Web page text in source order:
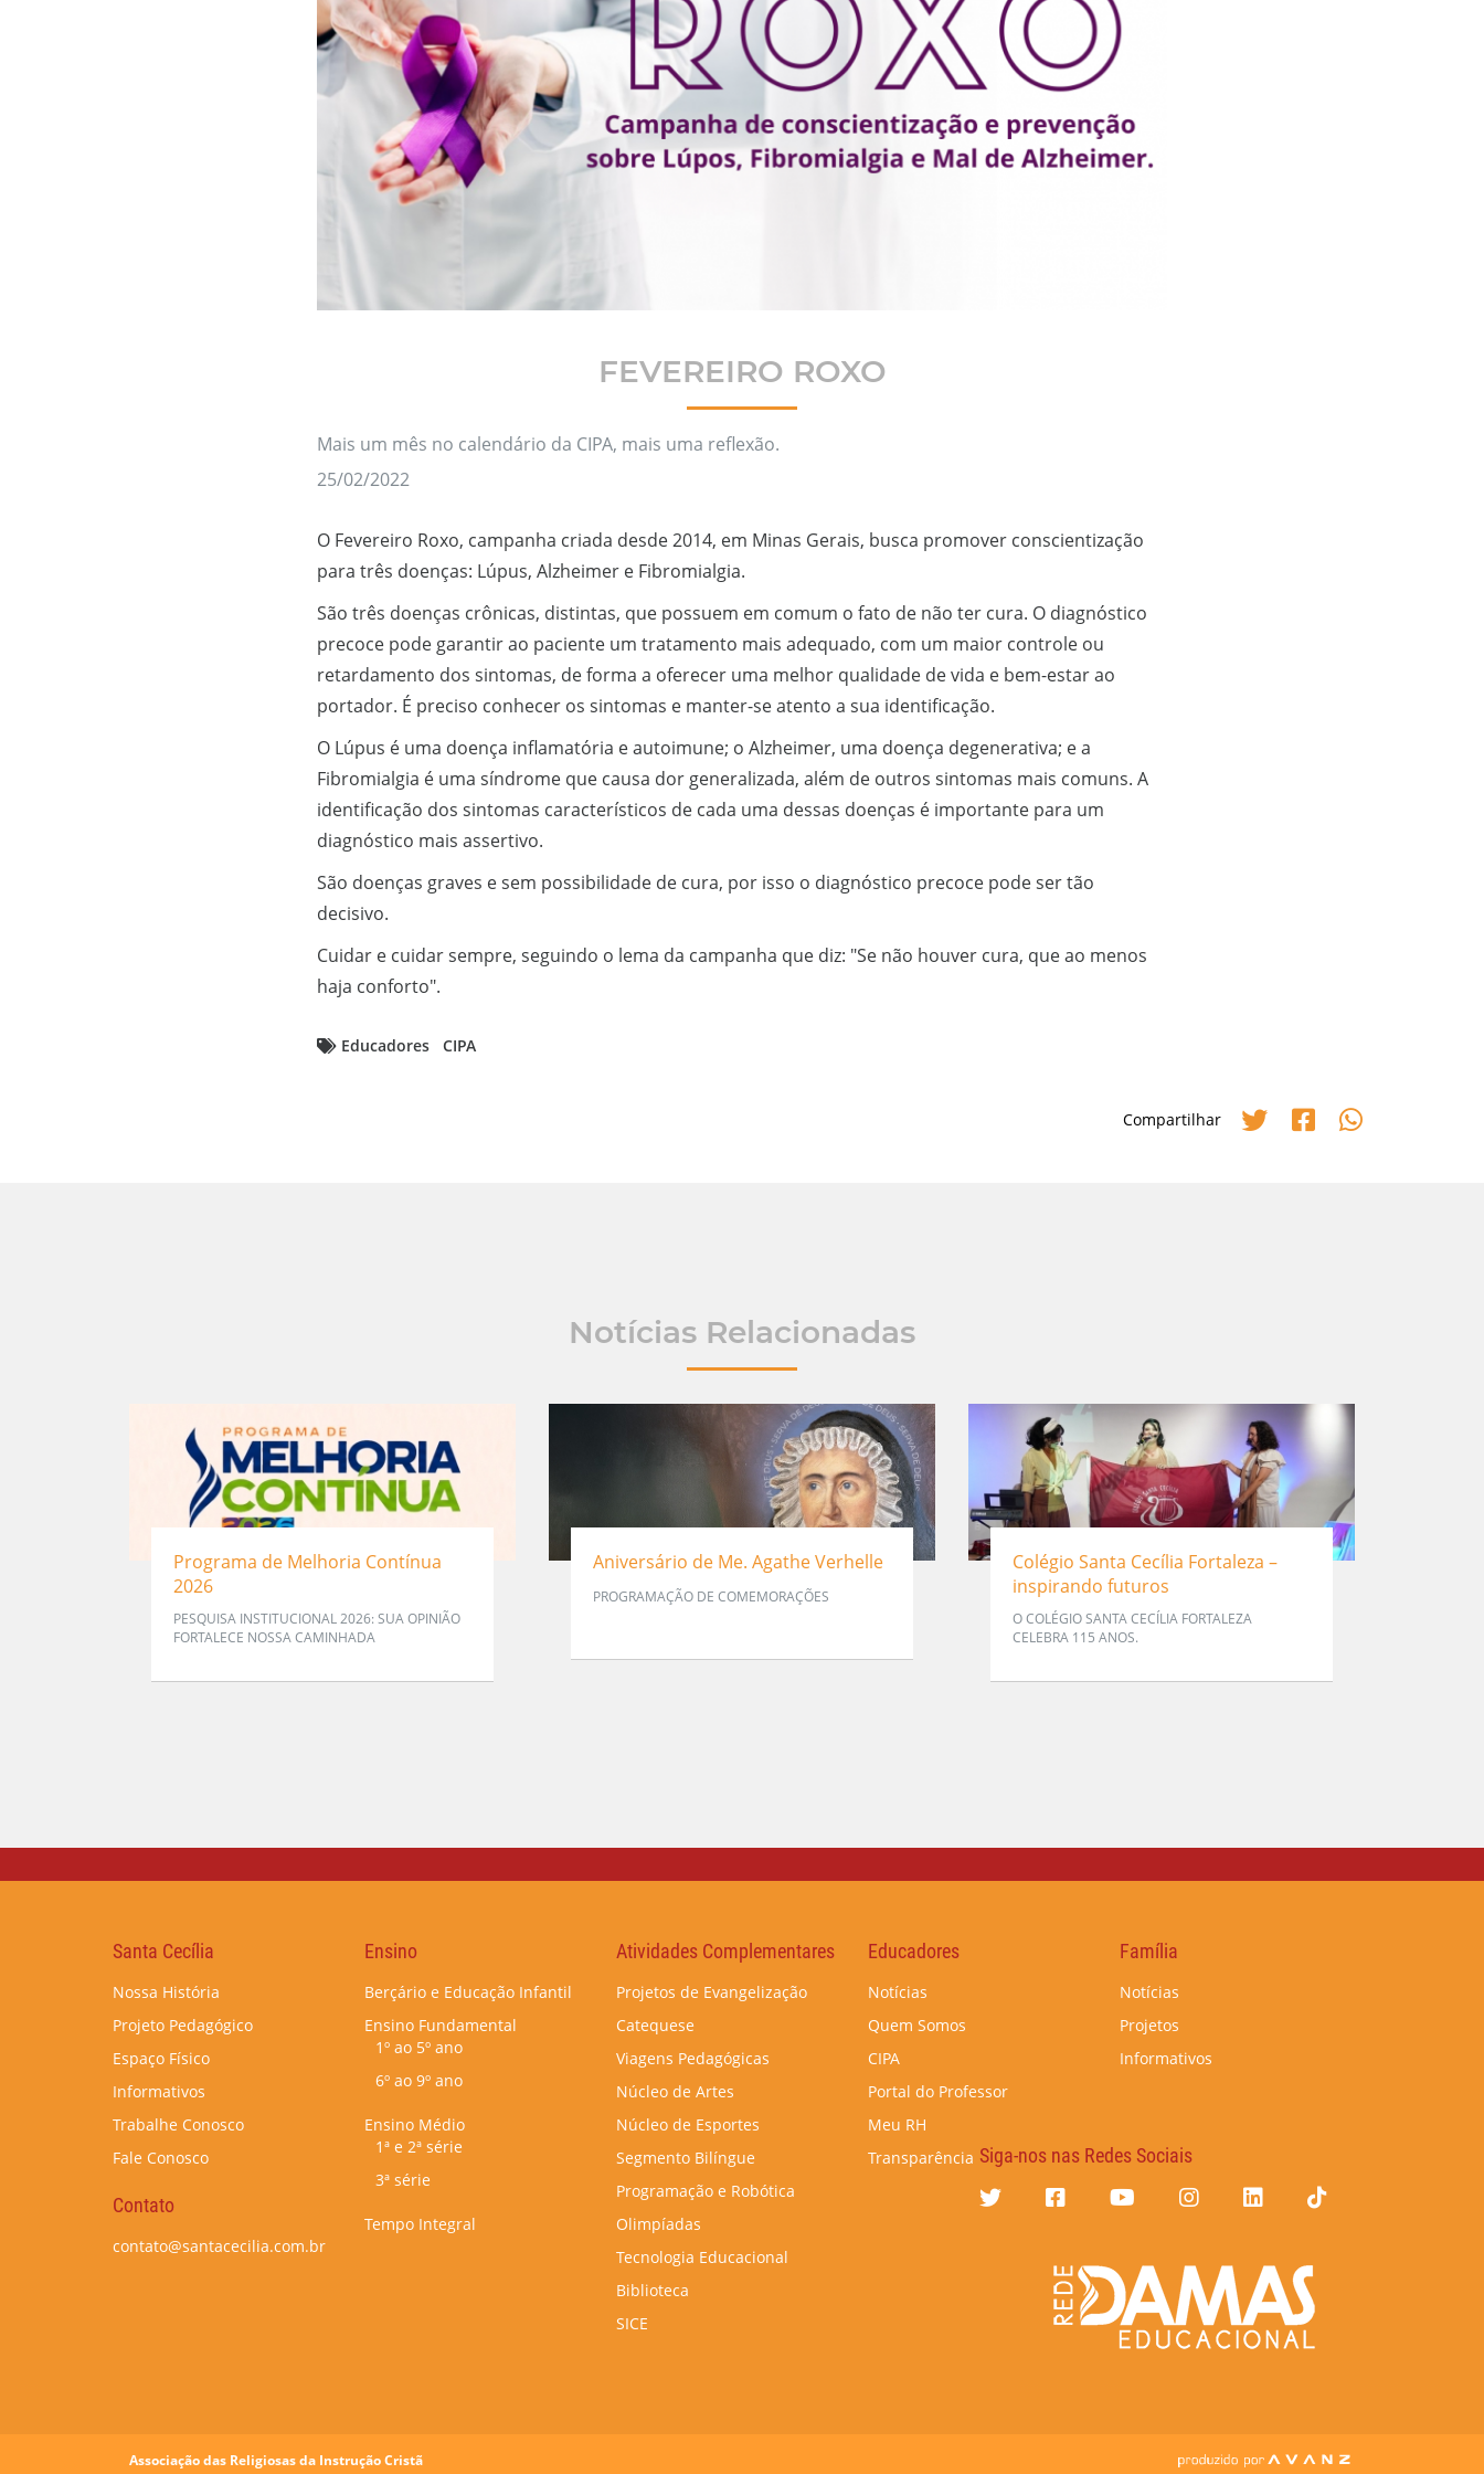
FEVEREIRO ROXO
Mais um mês no calendário da CIPA, mais uma reflexão.
25/02/2022
O Fevereiro Roxo, campanha criada desde 2014, em Minas Gerais, busca promover conscientização
para três doenças: Lúpus, Alzheimer e Fibromialgia.
São três doenças crônicas, distintas, que possuem em comum o fato de não ter cura. O diagnóstico
precoce pode garantir ao paciente um tratamento mais adequado, com um maior controle ou
retardamento dos sintomas, de forma a oferecer uma melhor qualidade de vida e bem-estar ao
portador. É preciso conhecer os sintomas e manter-se atento a sua identificação.
O Lúpus é uma doença inflamatória e autoimune; o Alzheimer, uma doença degenerativa; e a
Fibromialgia é uma síndrome que causa dor generalizada, além de outros sintomas mais comuns. A
identificação dos sintomas característicos de cada uma dessas doenças é importante para um
diagnóstico mais assertivo.
São doenças graves e sem possibilidade de cura, por isso o diagnóstico precoce pode ser tão
decisivo.
Cuidar e cuidar sempre, seguindo o lema da campanha que diz: "Se não houver cura, que ao menos
haja conforto".
Educadores CIPA
Compartilhar
Notícias Relacionadas
Programa de Melhoria Contínua
2026
PESQUISA INSTITUCIONAL 2026: SUA OPINIÃO
FORTALECE NOSSA CAMINHADA
Aniversário de Me. Agathe Verhelle
PROGRAMAÇÃO DE COMEMORAÇÕES
Colégio Santa Cecília Fortaleza –
inspirando futuros
O COLÉGIO SANTA CECÍLIA FORTALEZA
CELEBRA 115 ANOS.
Santa Cecília
Nossa História
Projeto Pedagógico
Espaço Físico
Informativos
Trabalhe Conosco
Fale Conosco
Contato
contato@santacecilia.com.br
Ensino
Berçário e Educação Infantil
Ensino Fundamental
1º ao 5º ano
6º ao 9º ano
Ensino Médio
1ª e 2ª série
3ª série
Tempo Integral
Atividades Complementares
Projetos de Evangelização
Catequese
Viagens Pedagógicas
Núcleo de Artes
Núcleo de Esportes
Segmento Bilíngue
Programação e Robótica
Olimpíadas
Tecnologia Educacional
Biblioteca
SICE
Educadores
Notícias
Quem Somos
CIPA
Portal do Professor
Meu RH
Transparência
Família
Notícias
Projetos
Informativos
Siga-nos nas Redes Sociais
Associação das Religiosas da Instrução Cristã